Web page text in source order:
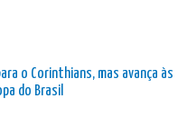
o Corinthians, mas avança às
do Brasil